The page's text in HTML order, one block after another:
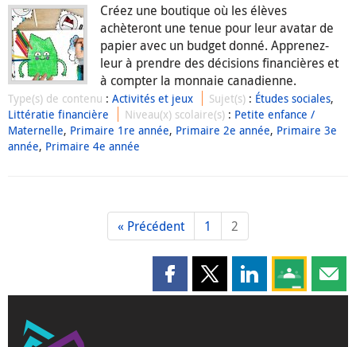
Créez une boutique où les élèves
achèteront une tenue pour leur avatar de
papier avec un budget donné. Apprenez-
leur à prendre des décisions financières et
à compter la monnaie canadienne.
Type(s) de contenu : Activités et jeux Sujet(s) : Études sociales,
Littératie financière
Niveau(x) scolaire(s) : Petite enfance /
Maternelle, Primaire 1re année, Primaire 2e année, Primaire 3e
année, Primaire 4e année
« Précédent 1 2
Partager cette page sur
Partager cette page sur X
Partager cette
Partagez